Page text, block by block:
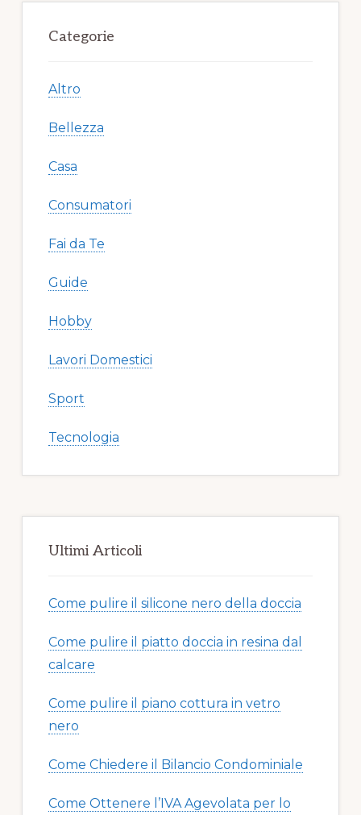
Sidebar
Categorie
Altro
Bellezza
Casa
Consumatori
Fai da Te
Guide
Hobby
Lavori Domestici
Sport
Tecnologia
Ultimi Articoli
Come pulire il silicone nero della doccia​​
Come pulire il piatto doccia in resina dal
calcare​​
Come pulire il piano cottura in vetro
nero​​
Come Chiedere il Bilancio Condominiale
Come Ottenere l’IVA Agevolata per lo